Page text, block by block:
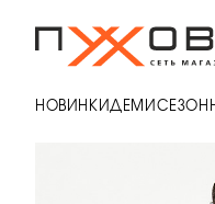
НОВИНКИ